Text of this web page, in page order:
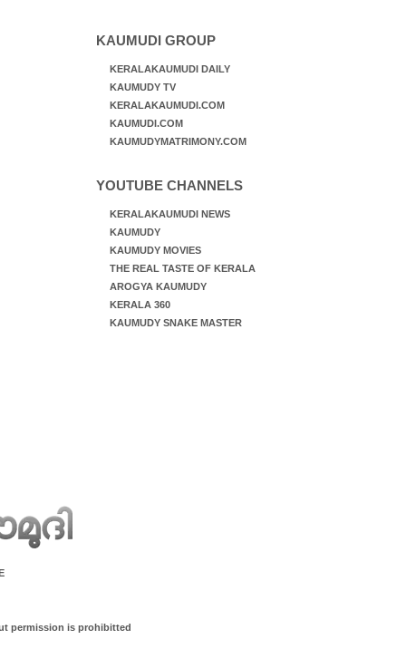
KAUMUDI GROUP
KERALAKAUMUDI DAILY
KAUMUDY TV
KERALAKAUMUDI.COM
KAUMUDI.COM
KAUMUDYMATRIMONY.COM
YOUTUBE CHANNELS
KERALAKAUMUDI NEWS
KAUMUDY
KAUMUDY MOVIES
THE REAL TASTE OF KERALA
AROGYA KAUMUDY
KERALA 360
KAUMUDY SNAKE MASTER
permission is prohibitted